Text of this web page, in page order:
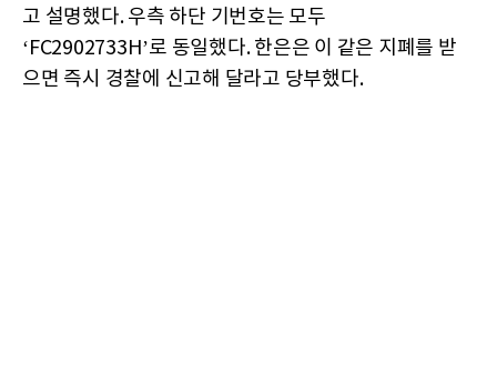
고 설명했다. 우측 하단 기번호는 모두
‘FC2902733H’로 동일했다. 한은은 이 같은 지폐를 받
으면 즉시 경찰에 신고해 달라고 당부했다.